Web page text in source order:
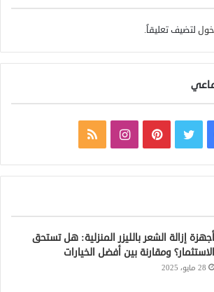
لتضيف تعليقاً.
ي
ب
و
ك
و
ت
ر
ي
ت
ي
ن
ت
ق
ل
ص
ا
أجهزة إزالة الشعر بالليزر المنزلية: هل تستحق
الاستثمار؟ ومقارنة بين أفضل الخيارات
28 مايو، 2025